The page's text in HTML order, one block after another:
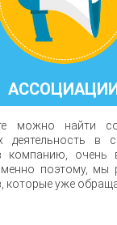
можно найти
деятельность в
компанию, очень
поэтому, мы
которые уже